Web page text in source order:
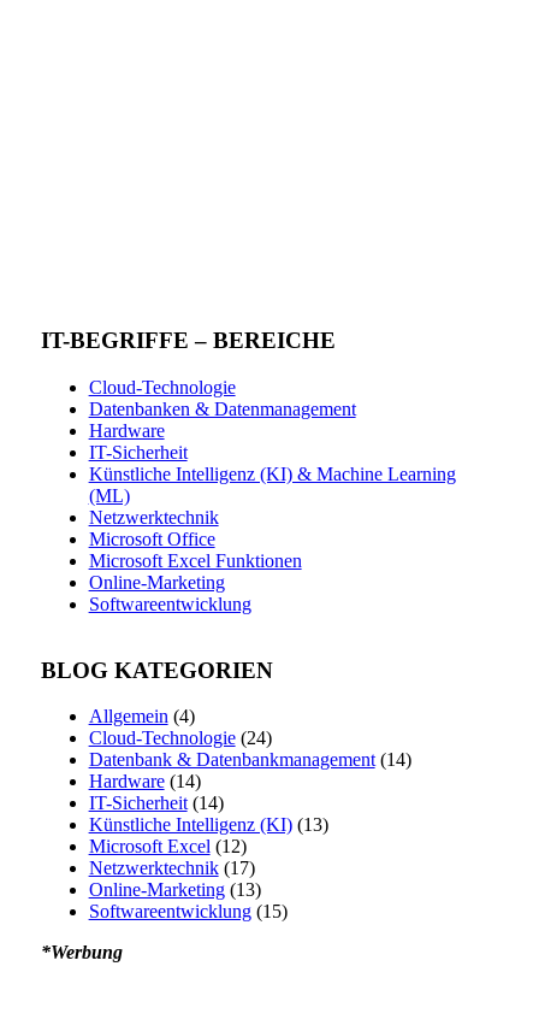
IT-BEGRIFFE – BEREICHE
Cloud-Technologie
Datenbanken & Datenmanagement
Hardware
IT-Sicherheit
Künstliche Intelligenz (KI) & Machine Learning
(ML)
Netzwerktechnik
Microsoft Office
Microsoft Excel Funktionen
Online-Marketing
Softwareentwicklung
BLOG KATEGORIEN
Allgemein(4)
Cloud-Technologie(24)
Datenbank & Datenbankmanagement(14)
Hardware(14)
IT-Sicherheit(14)
Künstliche Intelligenz (KI)(13)
Microsoft Excel(12)
Netzwerktechnik(17)
Online-Marketing(13)
Softwareentwicklung(15)
*Werbung